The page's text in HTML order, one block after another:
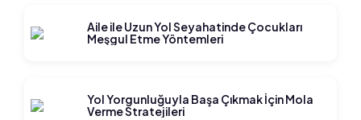
Aile ile Uzun Yol Seyahatinde Çocukları
Meşgul Etme Yöntemleri
Yol Yorgunluğuyla Başa Çıkmak İçin Mola
Verme Stratejileri